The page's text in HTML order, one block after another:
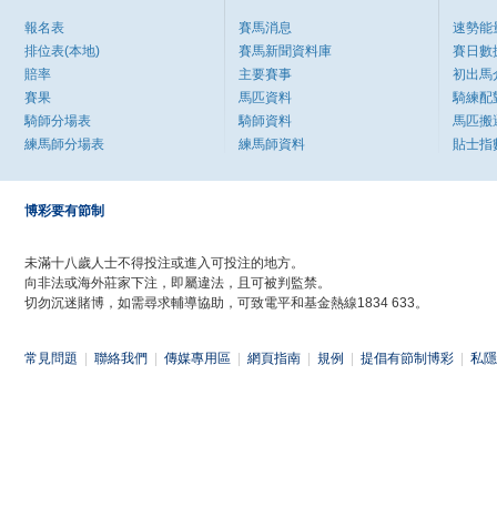
報名表
排位表(本地)
賠率
賽果
騎師分場表
練馬師分場表
賽馬消息
賽馬新聞資料庫
主要賽事
馬匹資料
騎師資料
練馬師資料
速勢能
賽日數
初出馬
騎練配
馬匹搬
貼士指
博彩要有節制
未滿十八歲人士不得投注或進入可投注的地方。
向非法或海外莊家下注，即屬違法，且可被判監禁。
切勿沉迷賭博，如需尋求輔導協助，可致電平和基金熱線1834 633。
常見問題 聯絡我們 傳媒專用區 網頁指南 規例 提倡有節制博彩 私